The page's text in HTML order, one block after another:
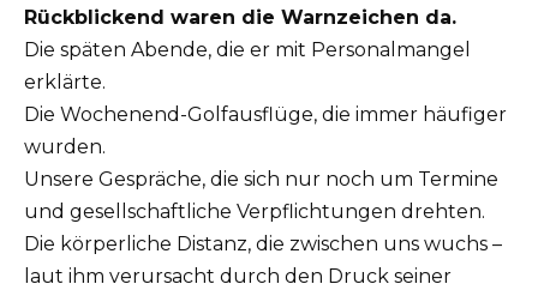
Rückblickend waren die Warnzeichen da.
Die späten Abende, die er mit Personalmangel
erklärte.
Die Wochenend-Golfausflüge, die immer häufiger
wurden.
Unsere Gespräche, die sich nur noch um Termine
und gesellschaftliche Verpflichtungen drehten.
Die körperliche Distanz, die zwischen uns wuchs –
laut ihm verursacht durch den Druck seiner